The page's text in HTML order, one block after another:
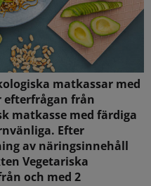
matkassar med
efterfrågan från
matkasse med färdiga
Efter
av näringsinnehåll
Vegetariska
och med 2